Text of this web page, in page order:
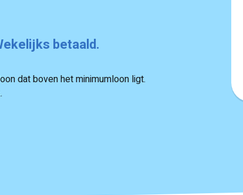
betaald.
dat boven het minimumloon ligt.